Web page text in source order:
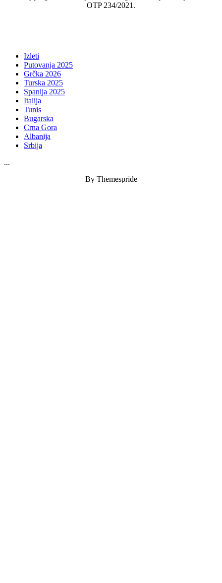
OTP 234/2021.
Izleti
Putovanja 2025
Grčka 2026
Turska 2025
Spanija 2025
Italija
Tunis
Bugarska
Crna Gora
Albanija
Srbija
...
By Themespride